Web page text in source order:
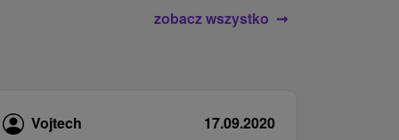
zobacz wszystko
Vojtech 17.09.2020